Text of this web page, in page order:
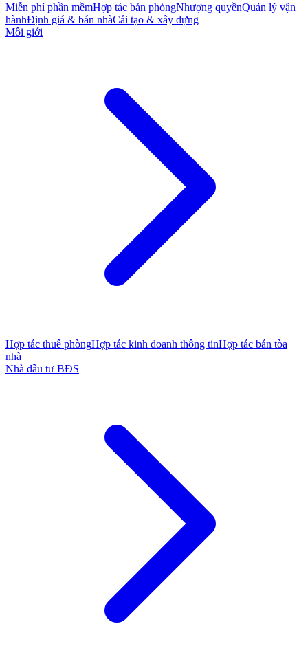
Miễn phí phần mềmHợp tác bán phòngNhượng quyềnQuản lý vận
hànhĐịnh giá & bán nhàCải tạo & xây dựng
Môi giới
Hợp tác thuê phòngHợp tác kinh doanh thông tinHợp tác bán tòa
nhà
Nhà đầu tư BĐS